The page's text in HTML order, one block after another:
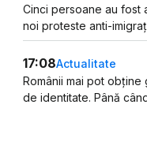
Cinci persoane au fost
noi proteste anti-
17:08Actualitate
Românii mai pot
de identitate. Până